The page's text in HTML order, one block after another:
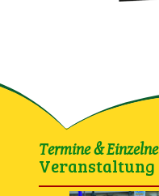
Termine & Einzelne
Veranstaltung